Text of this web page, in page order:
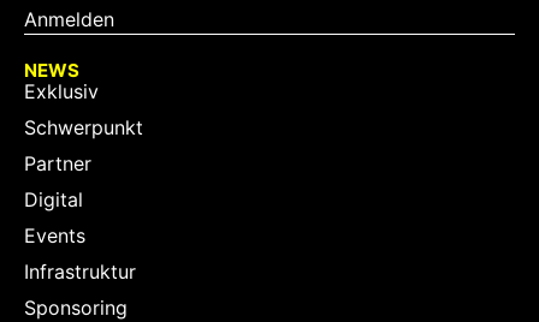
Anmelden
NEWS
Exklusiv
Schwerpunkt
Partner
Digital
Events
Infrastruktur
Sponsoring